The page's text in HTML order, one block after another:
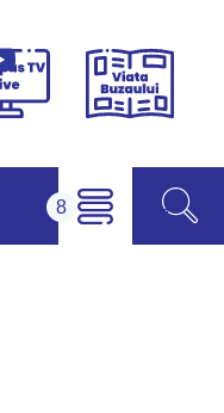
Campus
Viața